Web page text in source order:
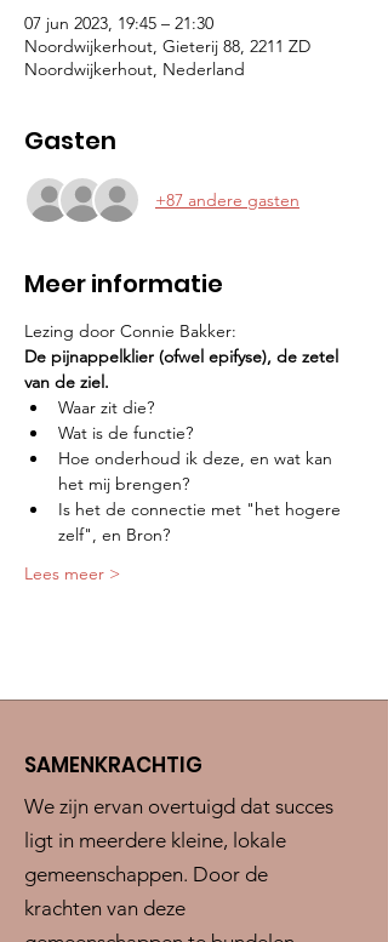
07 jun 2023, 19:45 – 21:30
Noordwijkerhout, Gieterij 88, 2211 ZD
Noordwijkerhout, Nederland
Gasten
+87 andere gasten
Meer informatie
Lezing door Connie Bakker:
De pijnappelklier (ofwel epifyse), de zetel
van de ziel.
Waar zit die?
Wat is de functie?
Hoe onderhoud ik deze, en wat kan
het mij brengen?
Is het de connectie met "het hogere
zelf", en Bron?
Lees meer >
SAMENKRACHTIG
We zijn ervan overtuigd dat succes
ligt in meerdere kleine, lokale
gemeenschappen. Door de
krachten van deze